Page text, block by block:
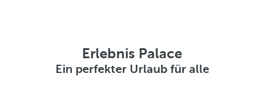
Erlebnis Palace
Ein perfekter Urlaub für alle